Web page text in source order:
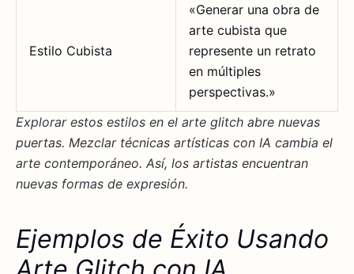
Estilo Cubista
«Generar una obra de
arte cubista que
represente un retrato
en múltiples
perspectivas.»
Explorar estos estilos en el arte glitch abre nuevas
puertas. Mezclar técnicas artísticas con IA cambia el
arte contemporáneo. Así, los artistas encuentran
nuevas formas de expresión.
Ejemplos de Éxito Usando